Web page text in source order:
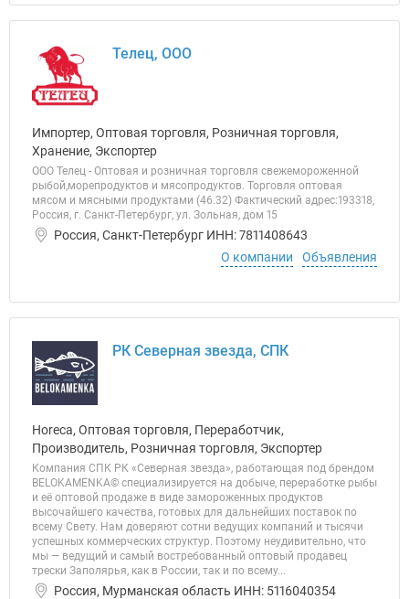
Телец, ООО
Импортер, Оптовая торговля, Розничная торговля,
Хранение, Экспортер
ООО Телец - Оптовая и розничная торговля свежемороженной
рыбой,морепродуктов и мясопродуктов. Торговля оптовая
мясом и мясными продуктами (46.32) Фактический адрес:193318,
Россия, г. Санкт-Петербург, ул. Зольная, дом 15
Россия, Санкт-Петербург ИНН: 7811408643
О компании
Объявления
РК Северная звезда, СПК
Horeca, Оптовая торговля, Переработчик,
Производитель, Розничная торговля, Экспортер
Компания СПК РК «Северная звезда», работающая под брендом
BELOKAMENKA© специализируется на добыче, переработке рыбы
и её оптовой продаже в виде замороженных продуктов
высочайшего качества, готовых для дальнейших поставок по
всему Свету. Нам доверяют сотни ведущих компаний и тысячи
успешных коммерческих структур. Поэтому неудивительно, что
мы — ведущий и самый востребованный оптовый продавец
трески Заполярья, как в России, так и по всему...
Россия, Мурманская область ИНН: 5116040354